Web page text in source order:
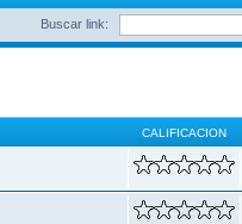
Buscar link:
CALIFICACION